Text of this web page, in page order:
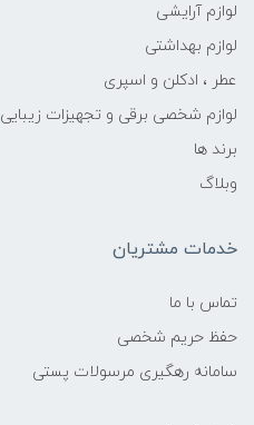
لوازم آرایشی
لوازم بهداشتی
عطر ، ادکلن و اسپری
لوازم شخصی برقی و تجهیزات زیبایی
برند ها
وبلاگ
خدمات مشتریان
تماس با ما
حفظ حریم شخصی
سامانه رهگیری مرسولات پستی